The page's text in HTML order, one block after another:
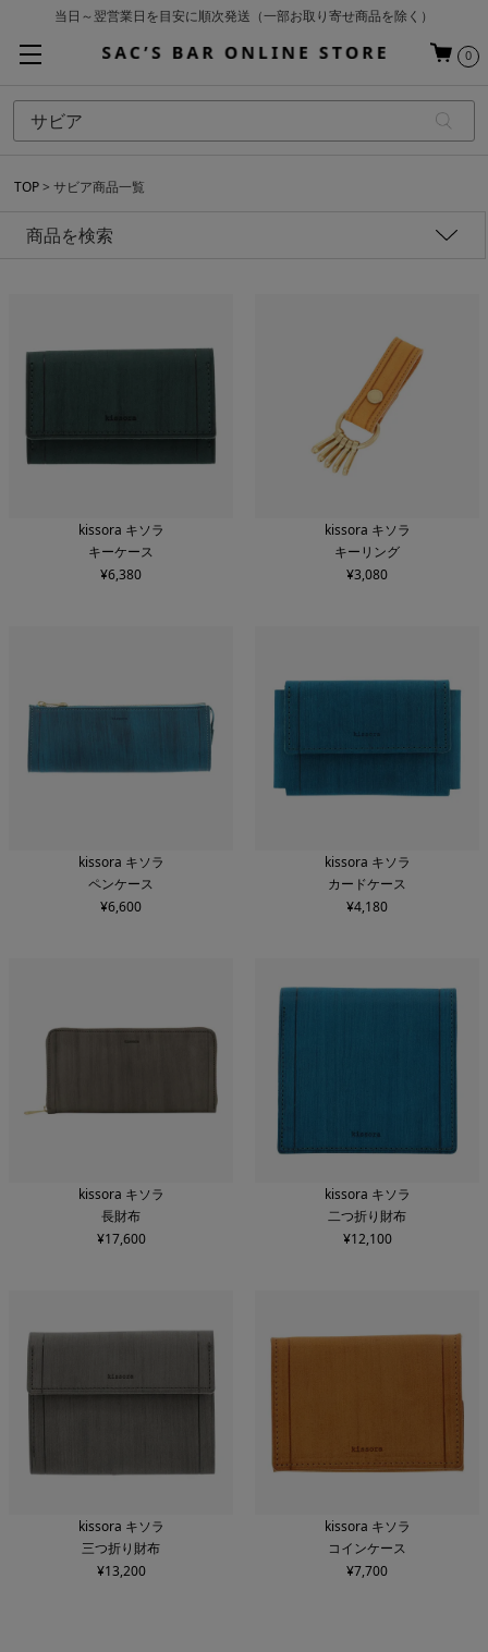
当日～翌営業日を目安に順次発送（一部お取り寄せ商品を除く）
基本配送料 ¥550(沖縄・離島を除く)
0
TOP サビア商品一覧
商品を検索
性別
アイテム
カラー
新着順 価格高い順
条件をリセット
kissora キソラ
キーケース
¥6,380
kissora キソラ
キーリング
¥3,080
kissora キソラ
ペンケース
¥6,600
kissora キソラ
カードケース
¥4,180
kissora キソラ
長財布
¥17,600
kissora キソラ
二つ折り財布
¥12,100
kissora キソラ
三つ折り財布
¥13,200
kissora キソラ
コインケース
¥7,700